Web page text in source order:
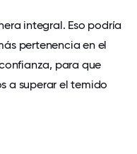
integral. Eso podría
pertenencia en el
para que
a superar el temido